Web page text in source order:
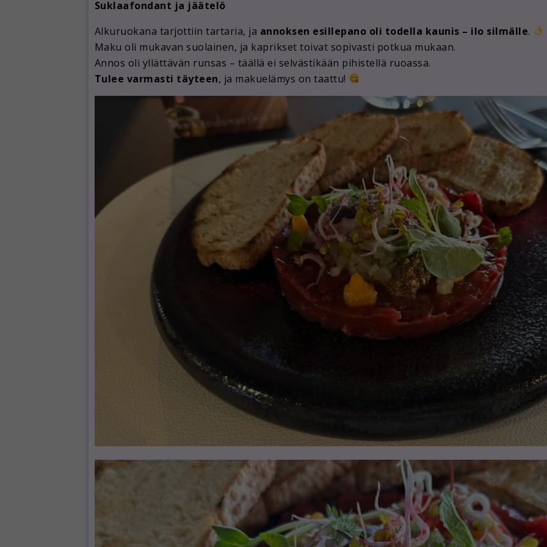
Suklaafondant ja jäätelö
Alkuruokana tarjottiin tartaria, ja annoksen esillepano oli todella kaunis – ilo silmälle.
Maku oli mukavan suolainen, ja kaprikset toivat sopivasti potkua mukaan.
Annos oli yllättävän runsas – täällä ei selvästikään pihistellä ruoassa.
Tulee varmasti täyteen, ja makuelämys on taattu!